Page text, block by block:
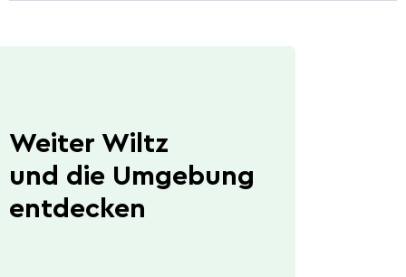
Weiter Wiltz
und die Umgebung
entdecken